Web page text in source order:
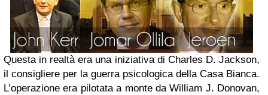
Questa in realtà era una iniziativa di Charles D. Jackson,
il consigliere per la guerra psicologica della Casa Bianca.
L’operazione era pilotata a monte da William J. Donovan,